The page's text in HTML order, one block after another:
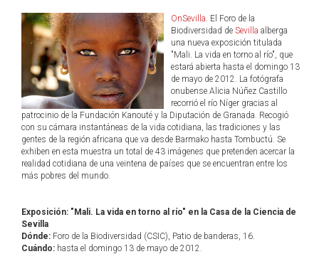
OnSevilla. El Foro de la
Biodiversidad de Sevilla alberga
una nueva exposición titulada
"Mali. La vida en torno al río", que
estará abierta hasta el domingo 13
de mayo de 2012. La fotógrafa
onubense Alicia Núñez Castillo
recorrió el río Níger gracias al
patrocinio de la Fundación Kanouté y la Diputación de Granada. Recogió
con su cámara instantáneas de la vida cotidiana, las tradiciones y las
gentes de la región africana que va desde Barmako hasta Tombuctú. Se
exhiben en esta muestra un total de 43 imágenes que pretenden acercar la
realidad cotidiana de una veintena de países que se encuentran entre los
más pobres del mundo.
Exposición: "Mali. La vida en torno al río" en la Casa de la Ciencia de
Sevilla
Dónde: Foro de la Biodiversidad (CSIC), Patio de banderas, 16.
Cuándo: hasta el domingo 13 de mayo de 2012.